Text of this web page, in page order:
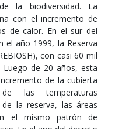
la biodiversidad. La
con el incremento de
de calor. En el sur del
el año 1999, la Reserva
con casi 60 mil
de 20 años, esta
de la cubierta
las temperaturas
la reserva, las áreas
el mismo patrón de